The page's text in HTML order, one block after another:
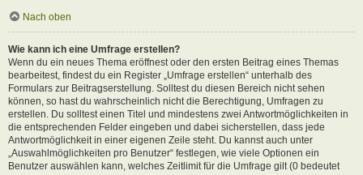
Nach oben
Wie kann ich eine Umfrage erstellen?
Wenn du ein neues Thema eröffnest oder den ersten Beitrag eines Themas
bearbeitest, findest du ein Register „Umfrage erstellen“ unterhalb des
Formulars zur Beitragserstellung. Solltest du diesen Bereich nicht sehen
können, so hast du wahrscheinlich nicht die Berechtigung, Umfragen zu
erstellen. Du solltest einen Titel und mindestens zwei Antwortmöglichkeiten in
die entsprechenden Felder eingeben und dabei sicherstellen, dass jede
Antwortmöglichkeit in einer eigenen Zeile steht. Du kannst auch unter
„Auswahlmöglichkeiten pro Benutzer“ festlegen, wie viele Optionen ein
Benutzer auswählen kann, welches Zeitlimit für die Umfrage gilt (0 bedeutet